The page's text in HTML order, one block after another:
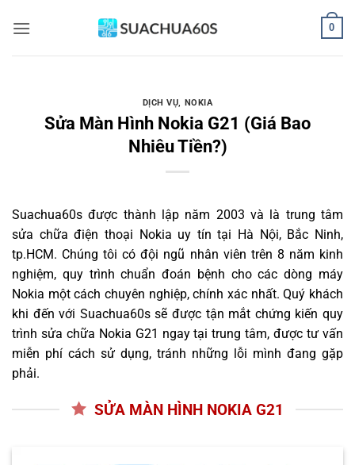
qua
0
DỊCH VỤ, NOKIA
Sửa Màn Hình Nokia G21 (Giá Bao
Nhiêu Tiền?)
Suachua60s được thành lập năm 2003 và là trung tâm
sửa chữa điện thoại Nokia uy tín tại Hà Nội, Bắc Ninh,
tp.HCM. Chúng tôi có đội ngũ nhân viên trên 8 năm kinh
nghiệm, quy trình chuẩn đoán bệnh cho các dòng máy
Nokia một cách chuyên nghiệp, chính xác nhất. Quý khách
khi đến với Suachua60s sẽ được tận mắt chứng kiến quy
trình sửa chữa Nokia G21 ngay tại trung tâm, được tư vấn
miễn phí cách sử dụng, tránh những lỗi mình đang gặp
phải.
SỬA MÀN HÌNH NOKIA G21